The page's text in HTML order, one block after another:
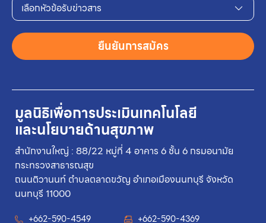
มูลนิธิเพื่อการประเมินเทคโนโลยี
และนโยบายด้านสุขภาพ
สำนักงานใหญ่ : 88/22 หมู่ที่ 4 อาคาร 6 ชั้น 6 กรมอนามัย
กระทรวงสาธารณสุข
ถนนติวานนท์ ตำบลตลาดขวัญ อำเภอเมืองนนทบุรี จังหวัด
นนทบุรี 11000
+662-590-4549 +662-590-4369
เลือกหัวข้อรับข่าวสาร
ยืนยันการสมัคร